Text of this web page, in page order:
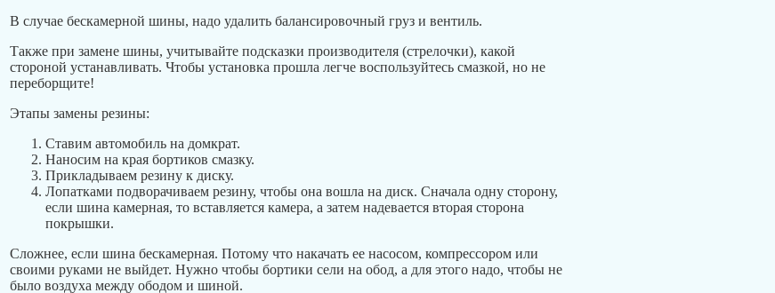
В случае бескамерной шины, надо удалить балансировочный груз и вентиль.
Также при замене шины, учитывайте подсказки производителя (стрелочки), какой
стороной устанавливать. Чтобы установка прошла легче воспользуйтесь смазкой, но не
переборщите!
Этапы замены резины:
Ставим автомобиль на домкрат.
Наносим на края бортиков смазку.
Прикладываем резину к диску.
Лопатками подворачиваем резину, чтобы она вошла на диск. Сначала одну сторону,
если шина камерная, то вставляется камера, а затем надевается вторая сторона
покрышки.
Сложнее, если шина бескамерная. Потому что накачать ее насосом, компрессором или
своими руками не выйдет. Нужно чтобы бортики сели на обод, а для этого надо, чтобы не
было воздуха между ободом и шиной.